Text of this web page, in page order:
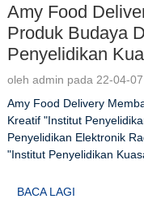
Amy Food
Produk Budaya
Penyelidikan
oleh admin pada 22-04-07
Amy Food Delivery
Kreatif "Institut
Penyelidikan Elektronik
"Institut Penyelidikan
BACA LAGI